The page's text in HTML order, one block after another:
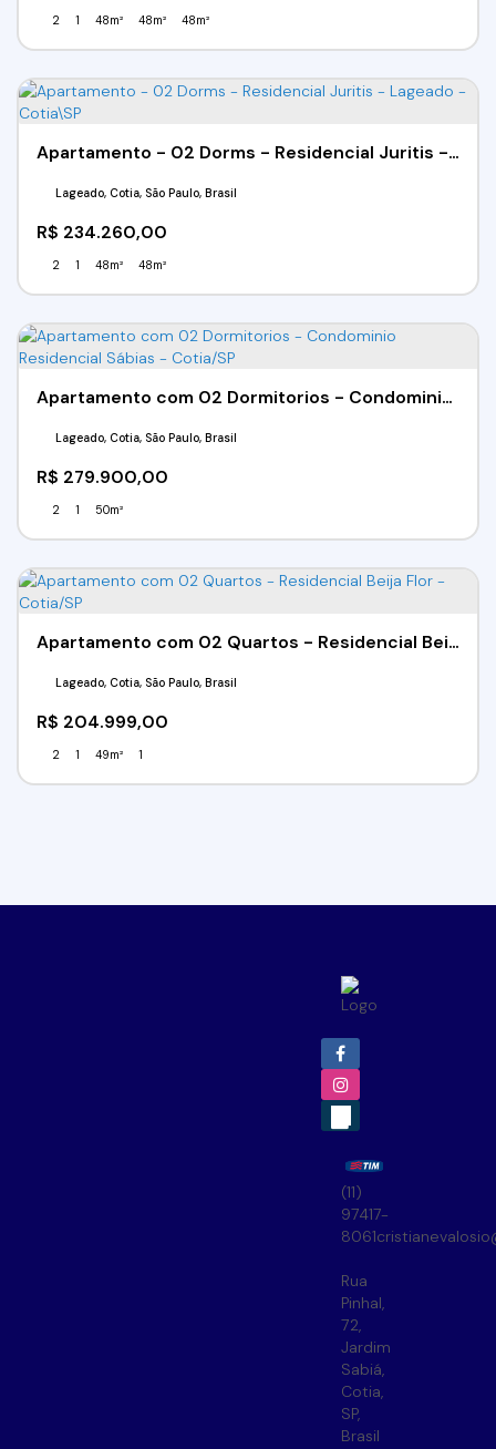
2 1 48m² 48m² 48m²
Apartamento - 02 Dorms - Residencial Juritis - Lageado - Cotia\SP
R$ 234.260,00
Lageado, Cotia, São Paulo, Brasil
2 1 48m² 48m²
Apartamento com 02 Dormitorios - Condominio Residencial Sábias - Cotia/SP
R$ 279.900,00
Lageado, Cotia, São Paulo, Brasil
2 1 50m²
Apartamento com 02 Quartos - Residencial Beija Flor - Cotia/SP
R$ 204.999,00
Lageado, Cotia, São Paulo, Brasil
2 1 49m² 1
(11)
97417-
8061
Rua
Pinhal,
72,
Jardim
Sabiá,
Cotia,
SP,
Brasil